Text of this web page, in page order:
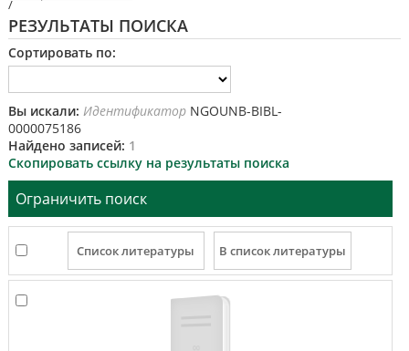
/
РЕЗУЛЬТАТЫ ПОИСКА
Сортировать по:
Вы искали: ИдентификаторNGOUNB-BIBL-
0000075186
Найдено записей: 1
Скопировать ссылку на результаты поиска
Ограничить поиск